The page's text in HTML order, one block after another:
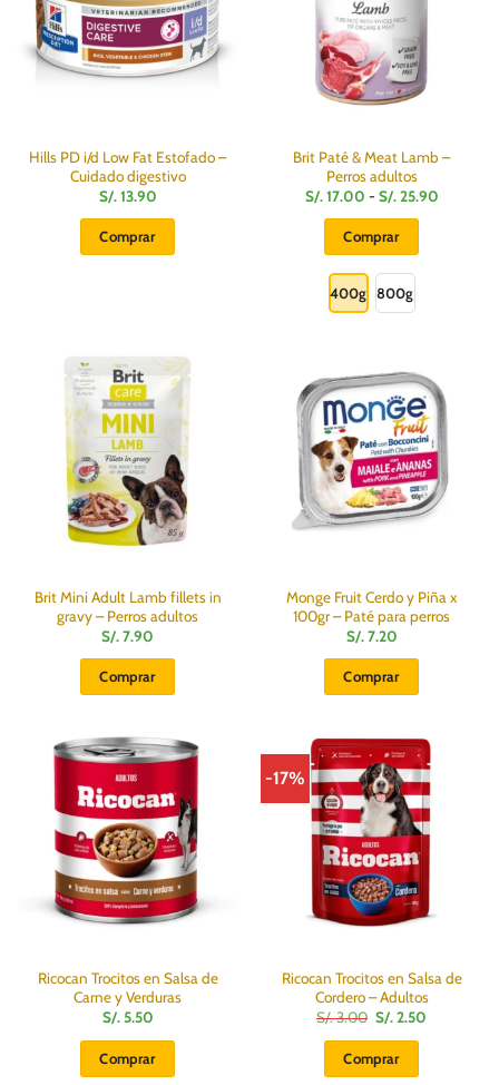
Hills PD i/d Low Fat Estofado –
Cuidado digestivo
S/.13.90
Comprar
Brit Paté & Meat Lamb –
Perros adultos
S/.17.00 - S/.25.90Rango
Comprar
producto
tiene
Las
opciones
pueden
elegir
en
la
producto
400g 800g
Brit Mini Adult Lamb fillets in
gravy – Perros adultos
S/.7.90
Comprar
Monge Fruit Cerdo y Piña x
100gr – Paté para perros
S/.7.20
Comprar
Ricocan Trocitos en Salsa de
Carne y Verduras
S/.5.50
Comprar
-17%
Ricocan Trocitos en Salsa de
Cordero – Adultos
S/.3.00 El
precio
original
era:
S/.
S/.2.50
Comprar